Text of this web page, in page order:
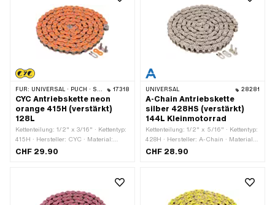
FÜR: UNIVERSAL · PUCH · SACHS · PONY / CILO (BETA 521 & 512) · ZÜNDAPP BELMONDO · TOMOS · BYE BIKE 17318
CYC Antriebskette neon
orange 415H (verstärkt)
128L
Kettenteilung: 1/2" x 3/16" · Kettentyp:
415H · Hersteller: CYC · Material:
Stahl · Oberfläche: lackiert · Farbe:
Kettenschloss-Art: Federverschluss
CHF 29.90
UNIVERSAL 28281
A-Chain Antriebskette
silber 428HS (verstärkt)
144L Kleinmotorrad
Kettenteilung: 1/2" x 5/16" · Kettentyp:
428H · Hersteller: A-Chain · Material:
Stahl · Oberfläche: vernickelt · Farbe:
Kettenschloss-Art: Federverschluss
CHF 28.90